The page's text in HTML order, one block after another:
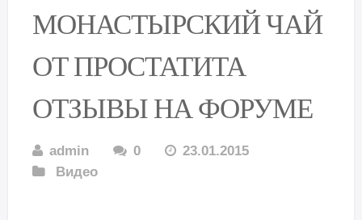
МОНАСТЫРСКИЙ ЧАЙ
ОТ ПРОСТАТИТА
ОТЗЫВЫ НА ФОРУМЕ
admin 0
23.01.2015
Видео